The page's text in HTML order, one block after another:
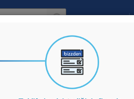
Firma Ekle